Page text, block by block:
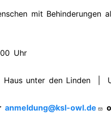
mit Behinderungen
Uhr
Haus unter den Linden
anmeldung@ksl-owl.de